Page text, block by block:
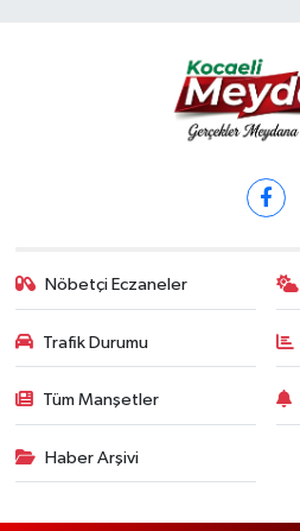
Nöbetçi Eczaneler
Trafik Durumu
Tüm Manşetler
Haber Arşivi